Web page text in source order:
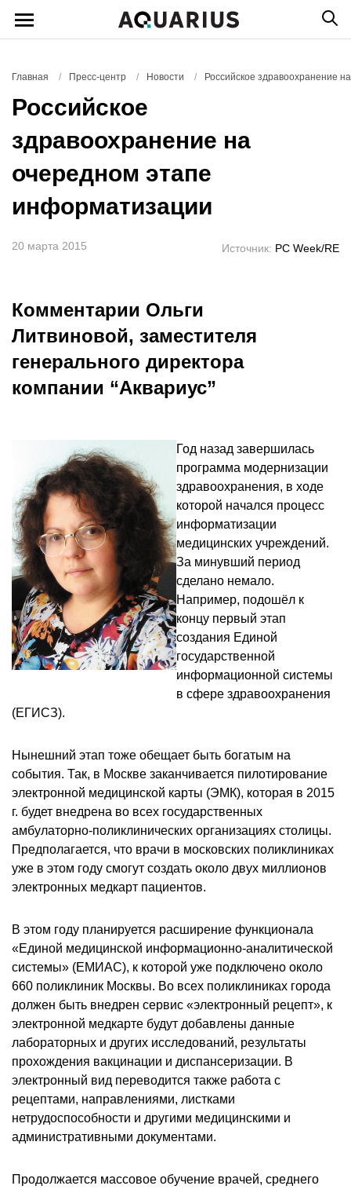
Главная / Пресс-центр / Новости / Российское здравоохранение
Российское
здравоохранение на
очередном этапе
информатизации
20 марта 2015 Источник: PC Week/RE
Комментарии Ольги
Литвиновой, заместителя
генерального директора
компании “Аквариус”
Год назад завершилась
программа модернизации
здравоохранения, в ходе
которой начался процесс
информатизации
медицинских учреждений.
За минувший период
сделано немало.
Например, подошёл к
концу первый этап
создания Единой
государственной
информационной системы
в сфере здравоохранения
(ЕГИСЗ).
Нынешний этап тоже обещает быть богатым на
события. Так, в Москве заканчивается пилотирование
электронной медицинской карты (ЭМК), которая в 2015
г. будет внедрена во всех государственных
амбулаторно-поликлинических организациях столицы.
Предполагается, что врачи в московских поликлиниках
уже в этом году смогут создать около двух миллионов
электронных медкарт пациентов.
В этом году планируется расширение функционала
«Единой медицинской информационно-аналитической
системы» (ЕМИАС), к которой уже подключено около
660 поликлиник Москвы. Во всех поликлиниках города
должен быть внедрен сервис «электронный рецепт», к
электронной медкарте будут добавлены данные
лабораторных и других исследований, результаты
прохождения вакцинации и диспансеризации. В
электронный вид переводится также работа с
рецептами, направлениями, листками
нетрудоспособности и другими медицинскими и
административными документами.
Продолжается массовое обучение врачей, среднего